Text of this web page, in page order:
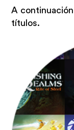
A
títulos.